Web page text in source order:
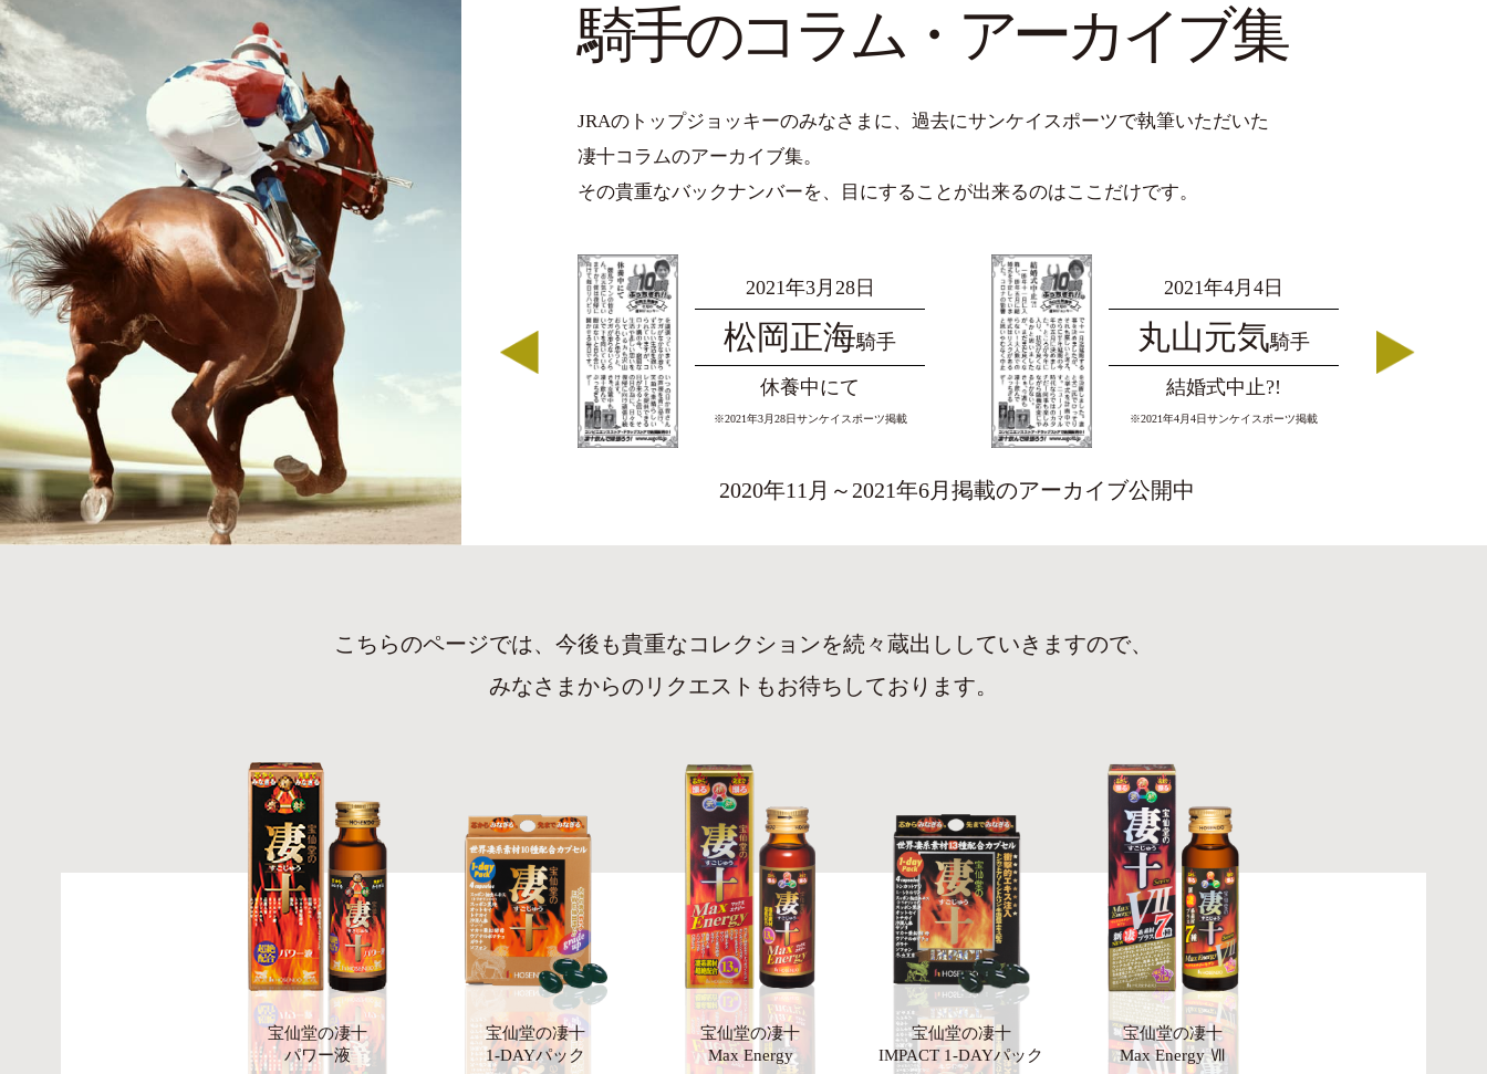
騎手のコラム・ アーカイブ集
JRAのトップジョッキーのみなさまに、過去にサンケイスポーツで執筆いただいた
凄十コラムのアーカイブ集。
その貴重なバックナンバーを、目にすることが出来るのはここだけです。
28日
騎手
波動！
イスポーツ掲載
2020年12月20日
⼤野拓弥
※2020年12月20日サンケイスポーツ掲載
2021年3月28日
松岡正海騎手
休養中にて
※2021年3⽉28⽇サンケイスポーツ掲載
2021年4月4日
丸⼭元気騎手
結婚式中⽌?!
※2021年4⽉4⽇サンケイスポーツ掲載
2020年11月～2021年6月掲載のアーカイブ公開中
こちらのページでは、今後も貴重なコレクションを続々蔵出ししていきますので、
みなさまからのリクエストもお待ちしております。
宝仙堂の凄十
パワー液
宝仙堂の凄十
1-DAYパック
宝仙堂の凄十
Max Energy
宝仙堂の凄十
IMPACT 1-DAYパック
宝仙堂の凄十
Max Energy Ⅶ